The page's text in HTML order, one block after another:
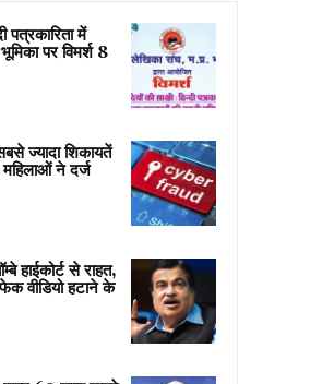
पत्रकारिता में
पर विमर्श 8
ज्यादा शिकायतें
महिलाओं ने दर्ज
हाईकोर्ट से राहत,
वीडियो हटाने के